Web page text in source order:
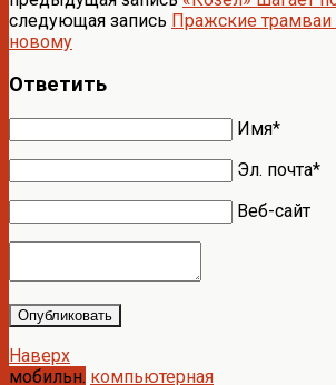
следующая запись Пражские трамваи
новому
Ответить
Имя*
Эл. почта*
Веб-сайт
Опубликовать
Наверх
мобильн. компьютерная